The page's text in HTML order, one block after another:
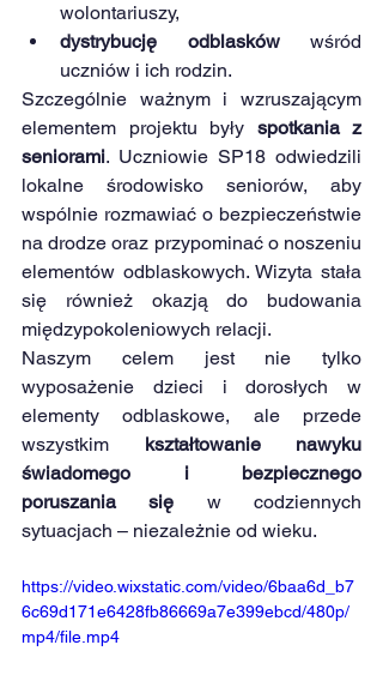
wolontariuszy,
dystrybucję odblasków wśród
uczniów i ich rodzin.
Szczególnie ważnym i wzruszającym
elementem projektu były spotkania z
seniorami. Uczniowie SP18 odwiedzili
lokalne środowisko seniorów, aby
wspólnie rozmawiać o bezpieczeństwie
na drodze oraz przypominać o noszeniu
elementów odblaskowych. Wizyta stała
się również okazją do budowania
międzypokoleniowych relacji.
Naszym celem jest nie tylko
wyposażenie dzieci i dorosłych w
elementy odblaskowe, ale przede
wszystkim kształtowanie nawyku
świadomego i bezpiecznego
poruszania się w codziennych
sytuacjach – niezależnie od wieku.
https://video.wixstatic.com/video/6baa6d_b7
6c69d171e6428fb86669a7e399ebcd/480p/
mp4/file.mp4